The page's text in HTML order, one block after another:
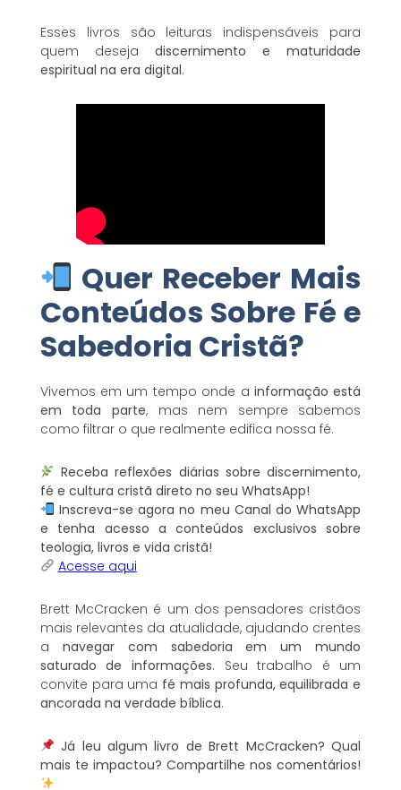
Esses livros são leituras indispensáveis para
quem deseja discernimento e maturidade
espiritual na era digital.
Quer Receber Mais
Conteúdos Sobre Fé e
Sabedoria Cristã?
Vivemos em um tempo onde a informação está
em toda parte, mas nem sempre sabemos
como filtrar o que realmente edifica nossa fé.
Receba reflexões diárias sobre discernimento,
fé e cultura cristã direto no seu WhatsApp!
Inscreva-se agora no meu Canal do WhatsApp
e tenha acesso a conteúdos exclusivos sobre
teologia, livros e vida cristã!
Acesse aqui
Brett McCracken é um dos pensadores cristãos
mais relevantes da atualidade, ajudando crentes
a navegar com sabedoria em um mundo
saturado de informações. Seu trabalho é um
convite para uma fé mais profunda, equilibrada e
ancorada na verdade bíblica.
Já leu algum livro de Brett McCracken? Qual
mais te impactou? Compartilhe nos comentários!